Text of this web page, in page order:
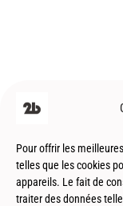
Pour offrir les
telles que les cookies
appareils. Le fait de
traiter des données